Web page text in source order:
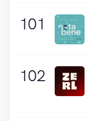
101
102